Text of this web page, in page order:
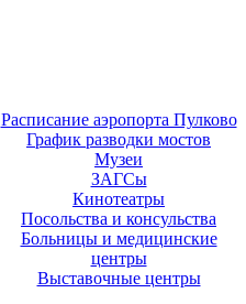
Расписание аэропорта Пулково
График разводки мостов
Музеи
ЗАГСы
Кинотеатры
Посольства и консульства
Больницы и медицинские
центры
Выставочные центры